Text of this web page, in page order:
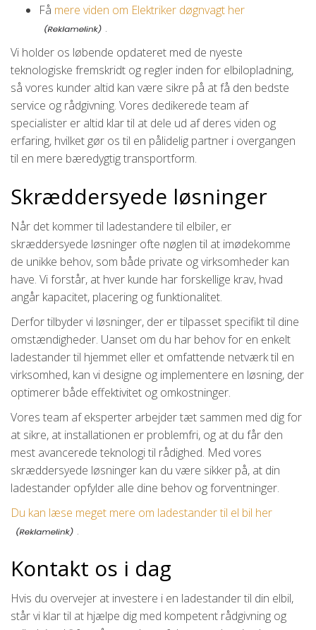
Få mere viden om Elektriker døgnvagt her
.
Vi holder os løbende opdateret med de nyeste
teknologiske fremskridt og regler inden for elbilopladning,
så vores kunder altid kan være sikre på at få den bedste
service og rådgivning. Vores dedikerede team af
specialister er altid klar til at dele ud af deres viden og
erfaring, hvilket gør os til en pålidelig partner i overgangen
til en mere bæredygtig transportform.
Skræddersyede løsninger
Når det kommer til ladestandere til elbiler, er
skræddersyede løsninger ofte nøglen til at imødekomme
de unikke behov, som både private og virksomheder kan
have. Vi forstår, at hver kunde har forskellige krav, hvad
angår kapacitet, placering og funktionalitet.
Derfor tilbyder vi løsninger, der er tilpasset specifikt til dine
omstændigheder. Uanset om du har behov for en enkelt
ladestander til hjemmet eller et omfattende netværk til en
virksomhed, kan vi designe og implementere en løsning, der
optimerer både effektivitet og omkostninger.
Vores team af eksperter arbejder tæt sammen med dig for
at sikre, at installationen er problemfri, og at du får den
mest avancerede teknologi til rådighed. Med vores
skræddersyede løsninger kan du være sikker på, at din
ladestander opfylder alle dine behov og forventninger.
Du kan læse meget mere om ladestander til el bil her
.
Kontakt os i dag
Hvis du overvejer at investere i en ladestander til din elbil,
står vi klar til at hjælpe dig med kompetent rådgivning og